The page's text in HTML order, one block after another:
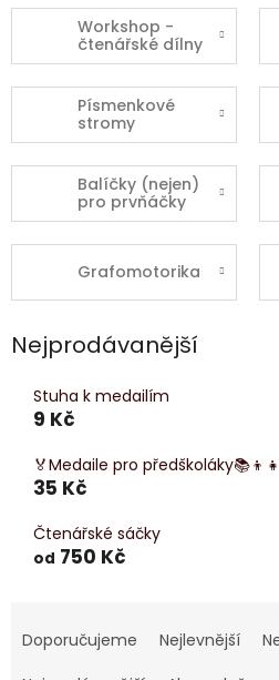
Workshop -
čtenářské dílny
Písmenkové
stromy
Balíčky (nejen)
pro prvňáčky
Grafomotorika
Nejprodávanější
Stuha k medailím
9 Kč
🏅Medaile pro předškoláky📚👦👧
35 Kč
Čtenářské sáčky
od 750 Kč
aDoporučujeme Nejlevnější